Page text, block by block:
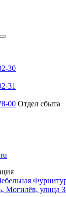
30
31
00 Отдел сбыта
Могилёв, улица